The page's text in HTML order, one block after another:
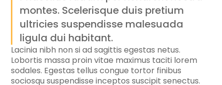
montes. Scelerisque duis pretium
ultricies suspendisse malesuada
ligula dui habitant.
Lacinia nibh non si ad sagittis egestas netus.
Lobortis massa proin vitae maximus taciti lorem
sodales. Egestas tellus congue tortor finibus
sociosqu suspendisse inceptos suscipit senectus.